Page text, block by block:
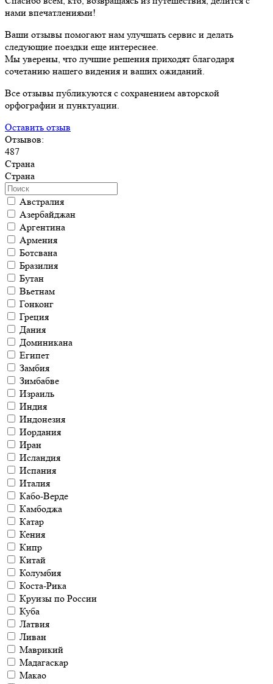
нами впечатлениями!
Ваши отзывы помогают нам улучшать сервис и делать
следующие поездки еще интереснее.
Мы уверены, что лучшие решения приходят благодаря
сочетанию нашего видения и ваших ожиданий.
Все отзывы публикуются с сохранением авторской
орфографии и пунктуации.
Оставить отзыв
Отзывов:
487
Страна
Страна
Австралия
Азербайджан
Аргентина
Армения
Ботсвана
Бразилия
Бутан
Вьетнам
Гонконг
Греция
Дания
Доминикана
Египет
Замбия
Зимбабве
Израиль
Индия
Индонезия
Иордания
Иран
Исландия
Испания
Италия
Кабо-Верде
Камбоджа
Катар
Кения
Кипр
Китай
Колумбия
Коста-Рика
Круизы по России
Куба
Латвия
Ливан
Маврикий
Мадагаскар
Макао